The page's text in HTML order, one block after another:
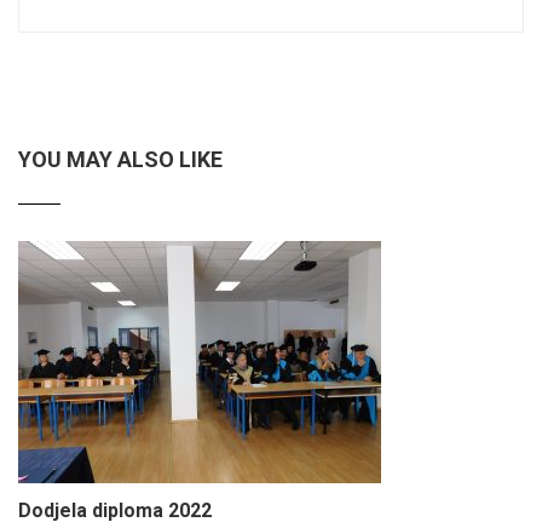
YOU MAY ALSO LIKE
Dodjela diploma 2022